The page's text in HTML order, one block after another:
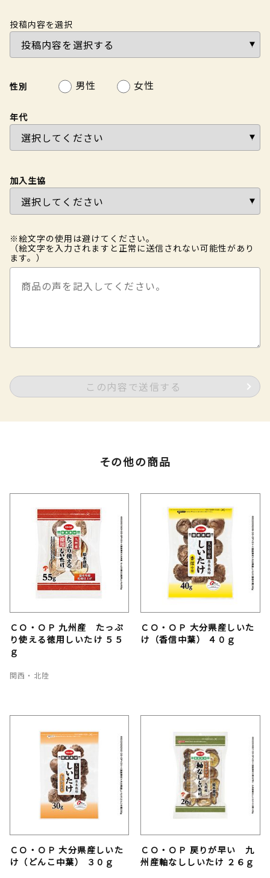
投稿内容を選択
性別 男性 女性
年代
加入生協
※絵文字の使用は避けてください。
（絵文字を入力されますと正常に送信されない可能性があり
ます。）
この内容で送信する
その他の商品
ＣＯ・ＯＰ 九州産 たっぷ
り使える徳用しいたけ ５５
ｇ
関西・北陸
ＣＯ・ＯＰ 大分県産しいた
け（香信中葉） ４０ｇ
ＣＯ・ＯＰ 大分県産しいた
け（どんこ中葉） ３０ｇ
ＣＯ・ＯＰ 戻りが早い 九
州産軸なししいたけ ２６ｇ